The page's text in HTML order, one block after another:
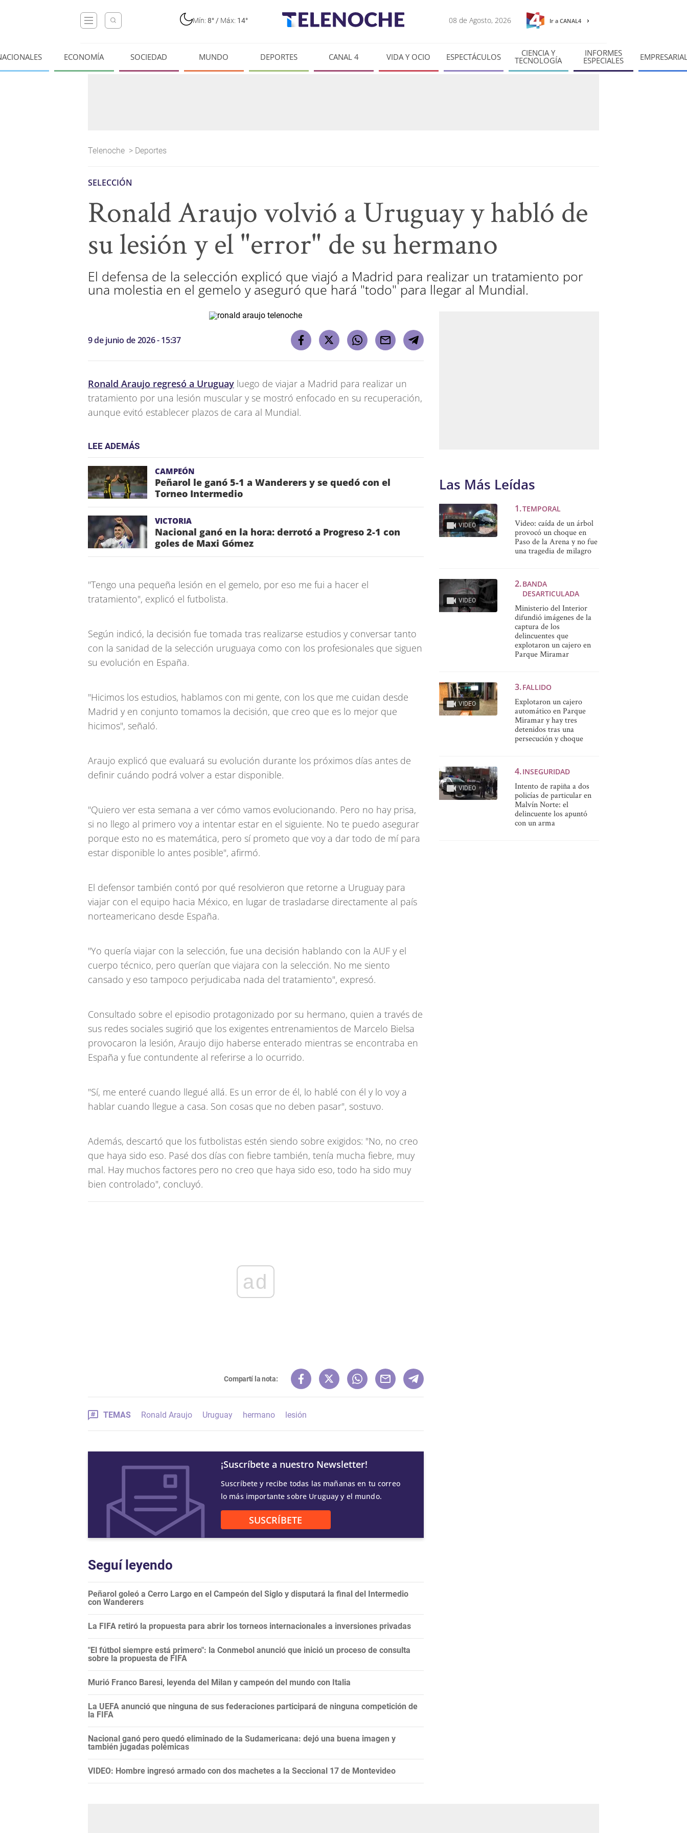
Mín: 8° / Máx: 14° 08 de Agosto, 2026 Ir a CANAL4
ECONOMÍA SOCIEDAD MUNDO DEPORTES CANAL 4 VIDA Y OCIO ESPECTÁCULOS CIENCIA Y
TECNOLOGÍA
INFORMES
ESPECIALES
Telenoche > Deportes
SELECCIÓN
Ronald Araujo volvió a Uruguay y habló de
su lesión y el "error" de su hermano
El defensa de la selección explicó que viajó a Madrid para realizar un tratamiento por
una molestia en el gemelo y aseguró que hará "todo" para llegar al Mundial.
9 de junio de 2026 - 15:37
Ronald Araujo regresó a Uruguay luego de viajar a Madrid para realizar un
tratamiento por una lesión muscular y se mostró enfocado en su recuperación,
aunque evitó establecer plazos de cara al Mundial.
LEE ADEMÁS
CAMPEÓN
Peñarol le ganó 5-1 a Wanderers y se quedó con el
Torneo Intermedio
VICTORIA
Nacional ganó en la hora: derrotó a Progreso 2-1 con
goles de Maxi Gómez
"Tengo una pequeña lesión en el gemelo, por eso me fui a hacer el
tratamiento", explicó el futbolista.
Según indicó, la decisión fue tomada tras realizarse estudios y conversar tanto
con la sanidad de la selección uruguaya como con los profesionales que siguen
su evolución en España.
"Hicimos los estudios, hablamos con mi gente, con los que me cuidan desde
Madrid y en conjunto tomamos la decisión, que creo que es lo mejor que
hicimos", señaló.
Araujo explicó que evaluará su evolución durante los próximos días antes de
definir cuándo podrá volver a estar disponible.
"Quiero ver esta semana a ver cómo vamos evolucionando. Pero no hay prisa,
si no llego al primero voy a intentar estar en el siguiente. No te puedo asegurar
porque esto no es matemática, pero sí prometo que voy a dar todo de mí para
estar disponible lo antes posible", afirmó.
El defensor también contó por qué resolvieron que retorne a Uruguay para
viajar con el equipo hacia México, en lugar de trasladarse directamente al país
norteamericano desde España.
"Yo quería viajar con la selección, fue una decisión hablando con la AUF y el
cuerpo técnico, pero querían que viajara con la selección. No me siento
cansado y eso tampoco perjudicaba nada del tratamiento", expresó.
Consultado sobre el episodio protagonizado por su hermano, quien a través de
sus redes sociales sugirió que los exigentes entrenamientos de Marcelo Bielsa
provocaron la lesión, Araujo dijo haberse enterado mientras se encontraba en
España y fue contundente al referirse a lo ocurrido.
"Sí, me enteré cuando llegué allá. Es un error de él, lo hablé con él y lo voy a
hablar cuando llegue a casa. Son cosas que no deben pasar", sostuvo.
Además, descartó que los futbolistas estén siendo sobre exigidos: "No, no creo
que haya sido eso. Pasé dos días con fiebre también, tenía mucha fiebre, muy
mal. Hay muchos factores pero no creo que haya sido eso, todo ha sido muy
bien controlado", concluyó.
ad
Compartí la nota:
TEMAS Ronald Araujo Uruguay hermano lesión
¡Suscríbete a nuestro Newsletter!
Suscríbete y recibe todas las mañanas en tu correo
lo más importante sobre Uruguay y el mundo.
SUSCRÍBETE
Seguí leyendo
Peñarol goleó a Cerro Largo en el Campeón del Siglo y disputará la final del Intermedio
con Wanderers
La FIFA retiró la propuesta para abrir los torneos internacionales a inversiones privadas
"El fútbol siempre está primero": la Conmebol anunció que inició un proceso de consulta
sobre la propuesta de FIFA
Murió Franco Baresi, leyenda del Milan y campeón del mundo con Italia
La UEFA anunció que ninguna de sus federaciones participará de ninguna competición de
la FIFA
Nacional ganó pero quedó eliminado de la Sudamericana: dejó una buena imagen y
también jugadas polémicas
VIDEO: Hombre ingresó armado con dos machetes a la Seccional 17 de Montevideo
Las Más Leídas
VIDEO
TEMPORAL
Video: caída de un árbol
provocó un choque en
Paso de la Arena y no fue
una tragedia de milagro
VIDEO
BANDA
DESARTICULADA
Ministerio del Interior
difundió imágenes de la
captura de los
delincuentes que
explotaron un cajero en
Parque Miramar
VIDEO
FALLIDO
Explotaron un cajero
automático en Parque
Miramar y hay tres
detenidos tras una
persecución y choque
VIDEO
INSEGURIDAD
Intento de rapiña a dos
policías de particular en
Malvín Norte: el
delincuente los apuntó
con un arma